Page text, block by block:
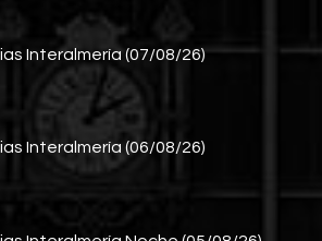
Interalmería (07/08/26)
Interalmería (06/08/26)